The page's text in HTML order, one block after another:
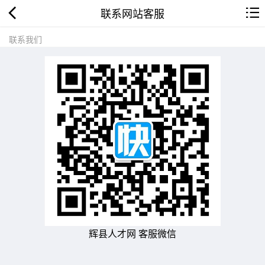
联系网站客服
联系我们
辉县人才网 客服微信